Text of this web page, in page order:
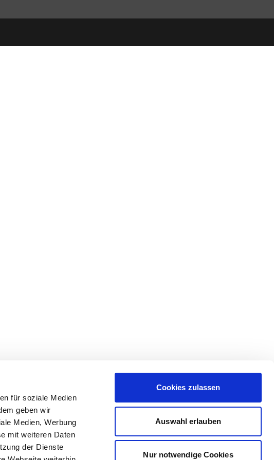
für soziale Medien
geben wir
Medien, Werbung
mit weiteren Daten
der Dienste
Cookies zulassen
Auswahl erlauben
Nur notwendige Cookies